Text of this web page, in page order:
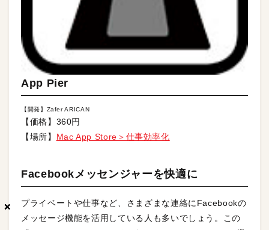
×
×
×
App Pier
【開発】Zafer ARICAN
【価格】360円
【場所】 Mac App Store＞仕事効率化
Facebookメッセンジャーを快適に
プライベートや仕事など、さまざまな連絡にFacebookの
メッセージ機能を活用している人も多いでしょう。この